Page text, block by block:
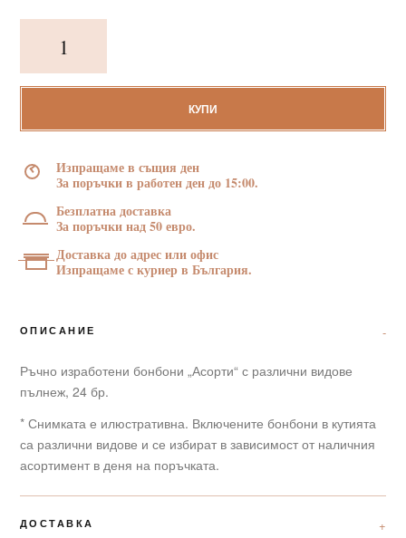
Ръчно
изработени
"Обичам
любов",
бр.
КУПИ
Изпращаме в същия ден
За поръчки в работен ден до 15:00.
Безплатна доставка
За поръчки над 50 евро.
Доставка до адрес или офис
Изпращаме с куриер в България.
ОПИСАНИЕ
Ръчно изработени бонбони „Асорти“ с различни видове
пълнеж, 24 бр.
* Снимката е илюстративна. Включените бонбони в кутията
са различни видове и се избират в зависимост от наличния
асортимент в деня на поръчката.
ДОСТАВКА